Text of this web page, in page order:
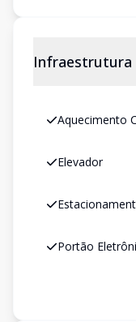
Infraestrutura
Aquecimento
Elevador
Portão